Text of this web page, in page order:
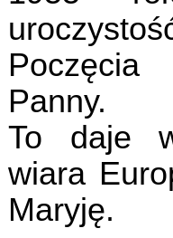
Poczęcia
Panny.
To daje
wiara
Maryję.